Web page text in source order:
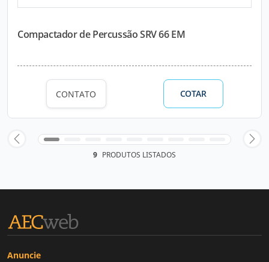
Compactador de Percussão SRV 66 EM
CONTATO COTAR
9 PRODUTOS LISTADOS
Anuncie